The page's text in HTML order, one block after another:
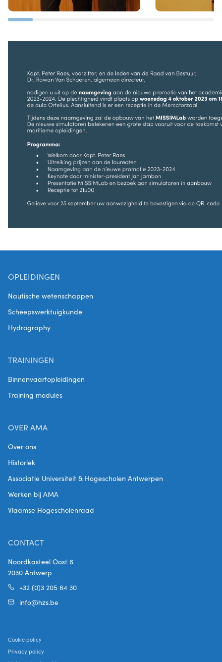
OPLEIDINGEN
Nautische wetenschappen
Scheepswerktuigkunde
Hydrography
TRAININGEN
Binnenvaartopleidingen
Training modules
OVER AMA
Over ons
Historiek
Associatie Universiteit & Hogescholen Antwerpen
Werken bij AMA
Vlaamse Hogescholenraad
CONTACT
Noordkasteel Oost 6
2030 Antwerp
+32 (0)3 205 64 30
info@hzs.be
Cookie policy
Privacy policy